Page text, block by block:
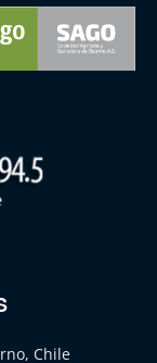
Chile